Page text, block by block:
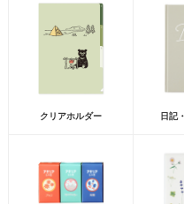
クリアホルダー 日記